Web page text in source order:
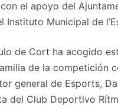
el apoyo del
Instituto Municipal de
de Cort ha acogido
de la competición
general de Esports,
del Club Deportivo